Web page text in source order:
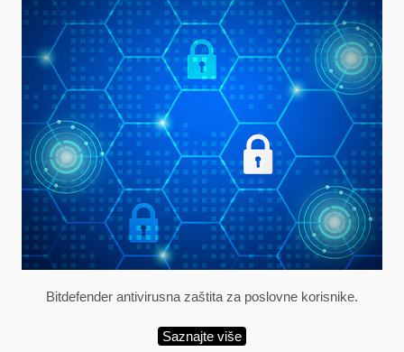
Bitdefender antivirusna zaštita za poslovne korisnike.
Saznajte više